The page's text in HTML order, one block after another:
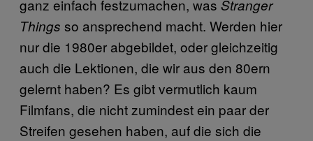
ganz einfach festzumachen, was Stranger
Things so ansprechend macht. Werden hier
nur die 1980er abgebildet, oder gleichzeitig
auch die Lektionen, die wir aus den 80ern
gelernt haben? Es gibt vermutlich kaum
Filmfans, die nicht zumindest ein paar der
Streifen gesehen haben, auf die sich die